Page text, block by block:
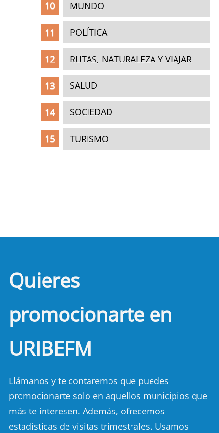
MUNDO
POLÍTICA
RUTAS, NATURALEZA Y VIAJAR
SALUD
SOCIEDAD
TURISMO
Quieres
promocionarte en
URIBEFM
Llámanos y te contaremos que puedes
promocionarte solo en aquellos municipios que
más te interesen. Además, ofrecemos
estadísticas de visitas trimestrales. Usamos